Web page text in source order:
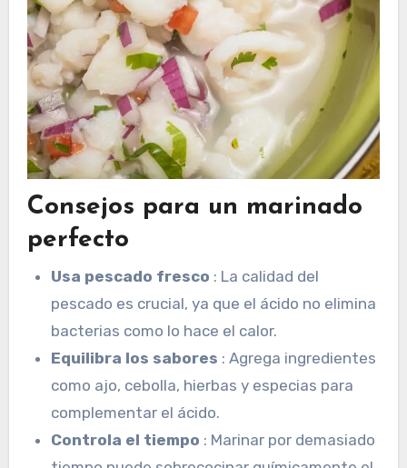
Consejos para un marinado
perfecto
Usa pescado fresco : La calidad del
pescado es crucial, ya que el ácido no elimina
bacterias como lo hace el calor.
Equilibra los sabores : Agrega ingredientes
como ajo, cebolla, hierbas y especias para
complementar el ácido.
Controla el tiempo : Marinar por demasiado